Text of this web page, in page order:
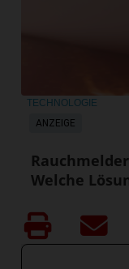
ANZEIGE
TECHNOLOGIE
Welche